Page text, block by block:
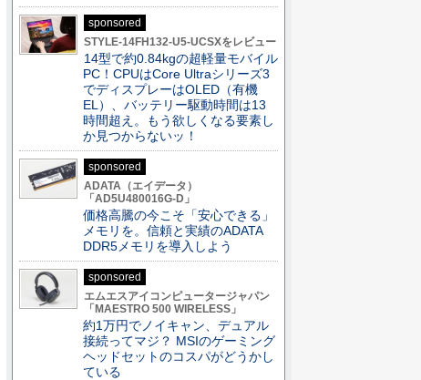
sponsored
STYLE-14FH132-U5-UCSXをレビュー
14型で約0.84kgの超軽量モバイル
PC！CPUはCore Ultraシリーズ3
でディスプレーはOLED（有機
EL）、バッテリー駆動時間は13
時間超え。もう欲しくなる要素し
か見つからないッ！
sponsored
ADATA（エイデータ）
「AD5U480016G-D」
価格高騰の今こそ「安心できる」
メモリを。信頼と実績のADATA
DDR5メモリを導入しよう
sponsored
エムエスアイコンピュータージャパン
「MAESTRO 500 WIRELESS」
約1万円でノイキャン、デュアル
接続ってマジ？ MSIのゲーミング
ヘッドセットのコスパがどうかし
ている